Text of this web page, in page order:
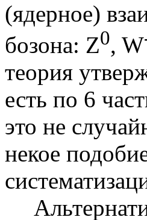
(ядерное)
бозона: Z0, W
теория
есть по 6
это не
некое